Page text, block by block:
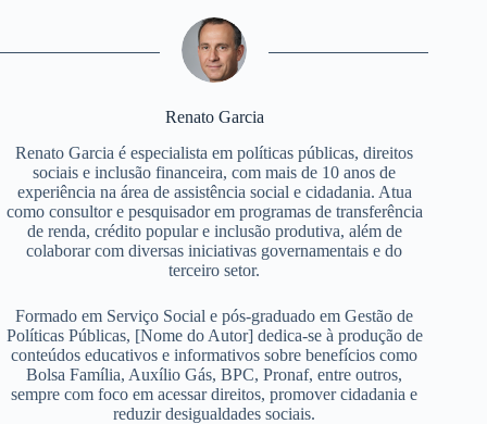
Renato Garcia
Renato Garcia é especialista em políticas públicas, direitos
sociais e inclusão financeira, com mais de 10 anos de
experiência na área de assistência social e cidadania. Atua
como consultor e pesquisador em programas de transferência
de renda, crédito popular e inclusão produtiva, além de
colaborar com diversas iniciativas governamentais e do
terceiro setor.
Formado em Serviço Social e pós-graduado em Gestão de
Políticas Públicas, [Nome do Autor] dedica-se à produção de
conteúdos educativos e informativos sobre benefícios como
Bolsa Família, Auxílio Gás, BPC, Pronaf, entre outros,
sempre com foco em acessar direitos, promover cidadania e
reduzir desigualdades sociais.